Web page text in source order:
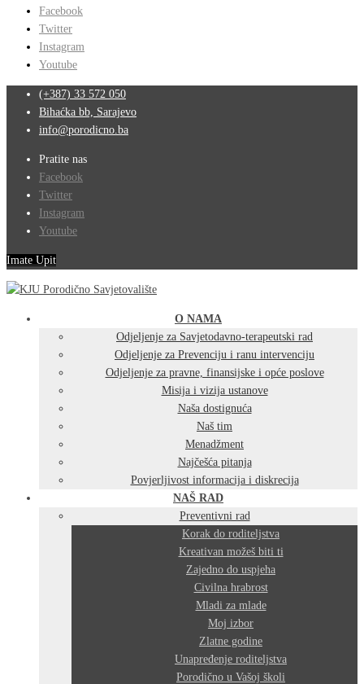
Facebook
Twitter
Instagram
Youtube
(+387) 33 572 050
Bihaćka bb, Sarajevo
info@porodicno.ba
Pratite nas
Facebook
Twitter
Instagram
Youtube
Imate Upit
O NAMA
Odjeljenje za Savjetodavno-terapeutski rad
Odjeljenje za Prevenciju i ranu intervenciju
Odjeljenje za pravne, finansijske i opće poslove
Misija i vizija ustanove
Naša dostignuća
Naš tim
Menadžment
Najčešća pitanja
Povjerljivost informacija i diskrecija
NAŠ RAD
Preventivni rad
Korak do roditeljstva
Kreativan možeš biti ti
Zajedno do uspjeha
Civilna hrabrost
Mladi za mlade
Moj izbor
Zlatne godine
Unapređenje roditeljstva
Porodično u Vašoj školi